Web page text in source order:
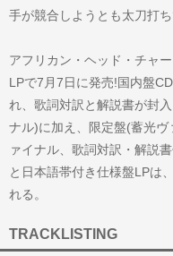
手が競合しようとも太刀打
アフリカン・ヘッド・チャ
LPで7月7日に発売!国内盤
れ、歌詞対訳と解説書が封
ナル)に加え、限定盤(蓄光
ァイナル、歌詞対訳・解説
と日本語帯付き仕様盤LPは
れる。
TRACKLISTING